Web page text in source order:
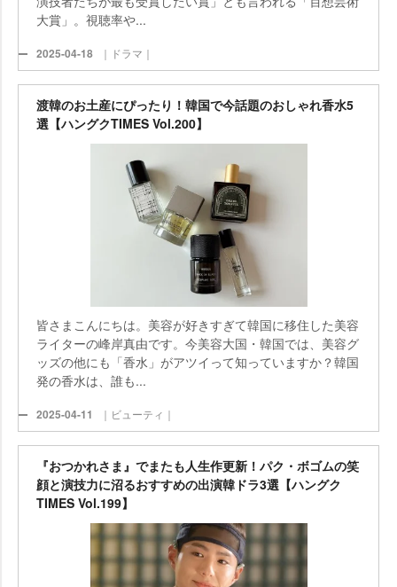
大賞」。視聴率や...
2025-04-18 ｜ドラマ｜
渡韓のお土産にぴったり！韓国で今話題のおしゃれ香水5
選【ハングクTIMES Vol.200】
皆さまこんにちは。美容が好きすぎて韓国に移住した美容
ライターの峰岸真由です。今美容大国・韓国では、美容グ
ッズの他にも「香水」がアツイって知っていますか？韓国
発の香水は、誰も...
2025-04-11 ｜ビューティ｜
『おつかれさま』でまたも人生作更新！パク・ボゴムの笑
顔と演技力に沼るおすすめの出演韓ドラ3選【ハングク
TIMES Vol.199】